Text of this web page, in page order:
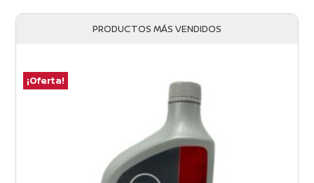
$1,960.61.$1,725.33.
PRODUCTOS MÁS VENDIDOS
¡Oferta!